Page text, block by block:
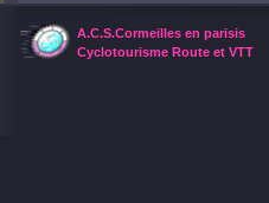
A.C.S.Cormeilles en parisis
Cyclotourisme Route et VTT